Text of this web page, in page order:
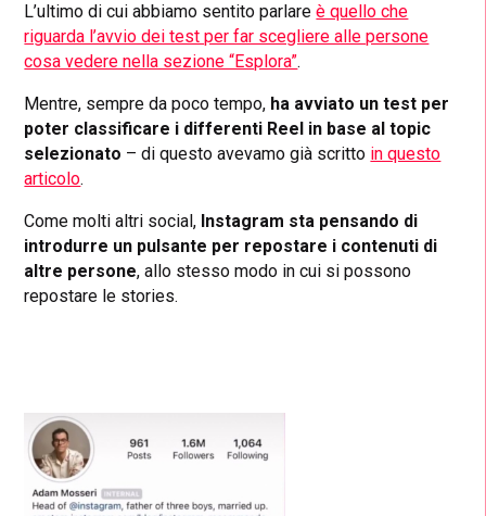
L’ultimo di cui abbiamo sentito parlareè quello che
riguarda l’avvio dei test per far scegliere alle persone
cosa vedere nella sezione “Esplora”.
Mentre, sempre da poco tempo, ha avviato un test per
poter classificare i differenti Reel in base al topic
selezionato – di questo avevamo già scritto in questo
articolo.
Come molti altri social, Instagram sta pensando di
introdurre un pulsante per repostare i contenuti di
altre persone, allo stesso modo in cui si possono
repostare le stories.